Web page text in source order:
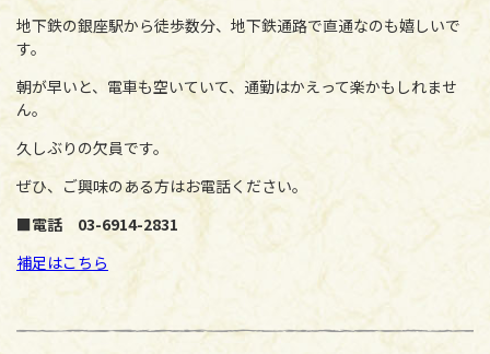
地下鉄の銀座駅から徒歩数分、地下鉄通路で直通なのも嬉しいで
す。
朝が早いと、電車も空いていて、通勤はかえって楽かもしれませ
ん。
久しぶりの欠員です。
ぜひ、ご興味のある方はお電話ください。
■電話 03-6914-2831
補足はこちら